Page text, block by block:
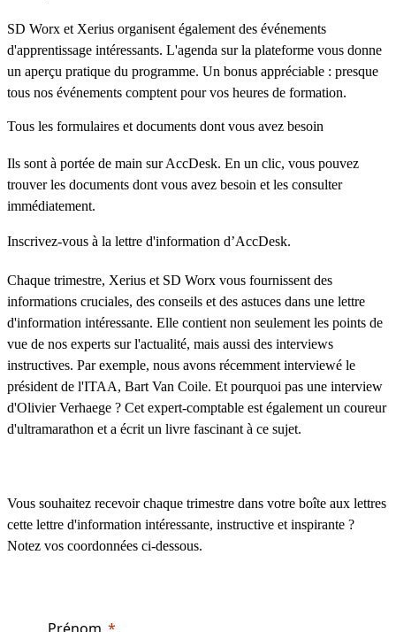
SD Worx et Xerius organisent également des événements
d'apprentissage intéressants. L'agenda sur la plateforme vous donne
un aperçu pratique du programme. Un bonus appréciable : presque
tous nos événements comptent pour vos heures de formation.
Tous les formulaires et documents dont vous avez besoin
Ils sont à portée de main sur AccDesk. En un clic, vous pouvez
trouver les documents dont vous avez besoin et les consulter
immédiatement.
Inscrivez-vous à la lettre d'information d’AccDesk.
Chaque trimestre, Xerius et SD Worx vous fournissent des
informations cruciales, des conseils et des astuces dans une lettre
d'information intéressante. Elle contient non seulement les points de
vue de nos experts sur l'actualité, mais aussi des interviews
instructives. Par exemple, nous avons récemment interviewé le
président de l'ITAA, Bart Van Coile. Et pourquoi pas une interview
d'Olivier Verhaege ? Cet expert-comptable est également un coureur
d'ultramarathon et a écrit un livre fascinant à ce sujet.
Vous souhaitez recevoir chaque trimestre dans votre boîte aux lettres
cette lettre d'information intéressante, instructive et inspirante ?
Notez vos coordonnées ci-dessous.